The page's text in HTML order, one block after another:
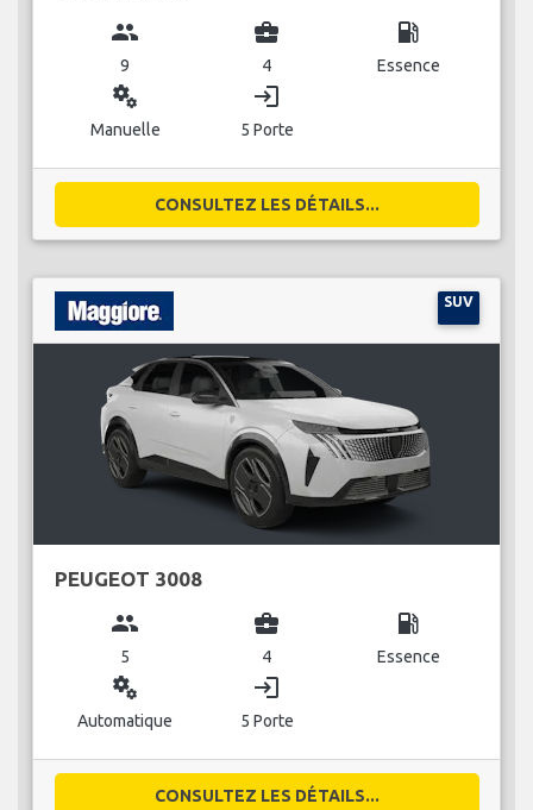
group
9
business_center
4
local_gas_station
Essence
miscellaneous_services
Manuelle
login
5 Porte
CONSULTEZ LES DÉTAILS...
SUV
PEUGEOT 3008
group
5
business_center
4
local_gas_station
Essence
miscellaneous_services
Automatique
login
5 Porte
CONSULTEZ LES DÉTAILS...